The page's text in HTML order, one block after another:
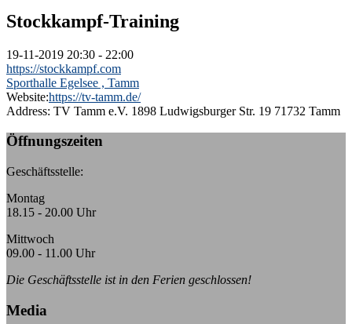
Stockkampf-Training
19-11-2019 20:30 - 22:00
https://stockkampf.com
Sporthalle Egelsee , Tamm
Website:https://tv-tamm.de/
Address: TV Tamm e.V. 1898 Ludwigsburger Str. 19 71732 Tamm
Öffnungszeiten
Geschäftsstelle:
Montag
18.15 - 20.00 Uhr
Mittwoch
09.00 - 11.00 Uhr
Die Geschäftsstelle ist in den Ferien geschlossen!
Media